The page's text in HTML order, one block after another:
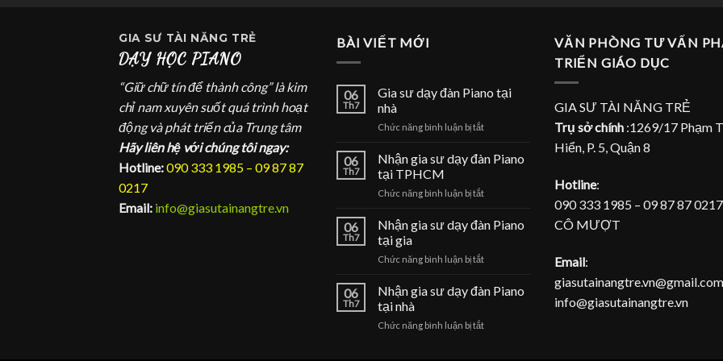
GIA SƯ TÀI NĂNG TRẺ
DẠY HỌC PIANO
“Giữ chữ tín để thành công” là kim
chỉ nam xuyên suốt quá trình hoạt
động và phát triển của Trung tâm
Hãy liên hệ với chúng tôi ngay:
Hotline:090 333 1985 – 09 87 87
0217
Email: info@giasutainangtre.vn
BÀI VIẾT MỚI
06
Th7
Gia sư dạy đàn Piano tại
nhà
Chức năng bình luận bị tắtở
dạy
Piano
nhà
06
Th7
Nhận gia sư dạy đàn Piano
tại TPHCM
Chức năng bình luận bị tắtở
gia
sư
đàn
tại
06
Th7
Nhận gia sư dạy đàn Piano
tại gia
Chức năng bình luận bị tắtở
gia
sư
đàn
06
Th7
Nhận gia sư dạy đàn Piano
tại nhà
Chức năng bình luận bị tắtở
VĂN PHÒNG TƯ VẤN
TRIỂN GIÁO DỤC
GIA SƯ TÀI NĂNG TRẺ
Trụ sở chính :1269/17 Phạm
Hiển, P. 5, Quận 8
Hotline:
090 333 1985 – 09 87 87 0217
CÔ MƯỢT
Email:
giasutainangtre.vn@gmail.com,
info@giasutainangtre.vn